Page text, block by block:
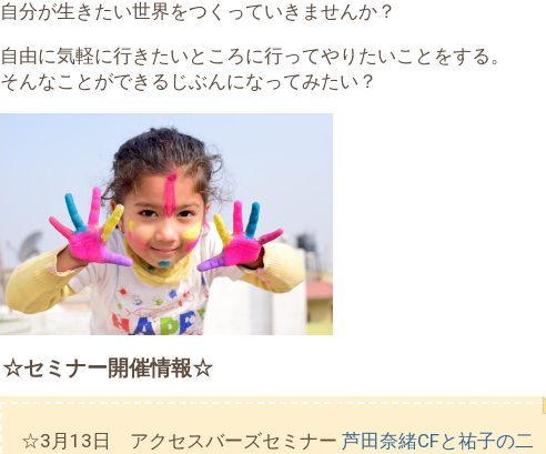
自分が生きたい世界をつくっていきませんか？
自由に気軽に行きたいところに行ってやりたいことをする。
そんなことができるじぶんになってみたい？
☆セミナー開催情報☆
☆3月13日 アクセスバーズセミナー 芦田奈緒CFと祐子の二